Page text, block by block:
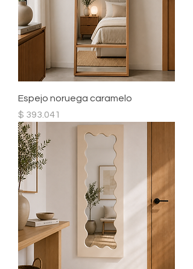
Espejo noruega caramelo
Precio
$ 393.041